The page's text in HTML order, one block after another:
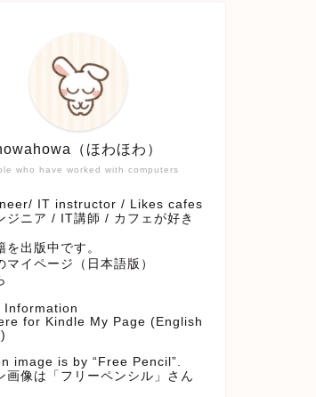
who have worked with computers
（ほわほわ）
IT instructor / Likes cafes
ジニア / IT講師 / カフェが好き
を出版中です。
マイページ（日本語版）
Information
for Kindle My Page (English
image is by “Free Pencil”.
画像は「フリーペンシル」さん